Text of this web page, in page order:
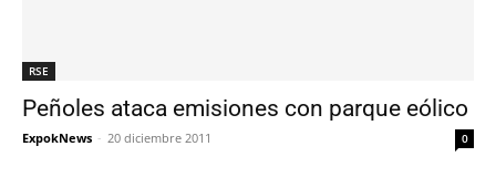
RSE
Peñoles ataca emisiones con parque eólico
ExpokNews - 20 diciembre 2011 0